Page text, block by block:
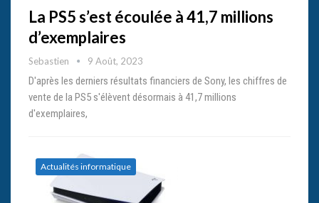
La PS5 s’est écoulée à 41,7 millions
d’exemplaires
Sebastien 9 Août, 2023
D'après les derniers résultats financiers de Sony, les chiffres de
vente de la PS5 s'élèvent désormais à 41,7 millions
d'exemplaires,
Actualités informatique